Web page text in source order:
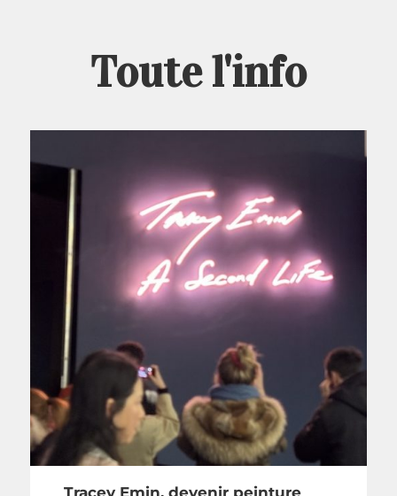
Toute l'info